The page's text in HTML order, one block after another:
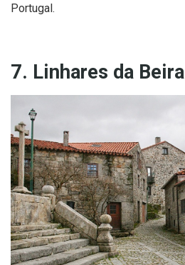
Portugal.
7. Linhares da Beira